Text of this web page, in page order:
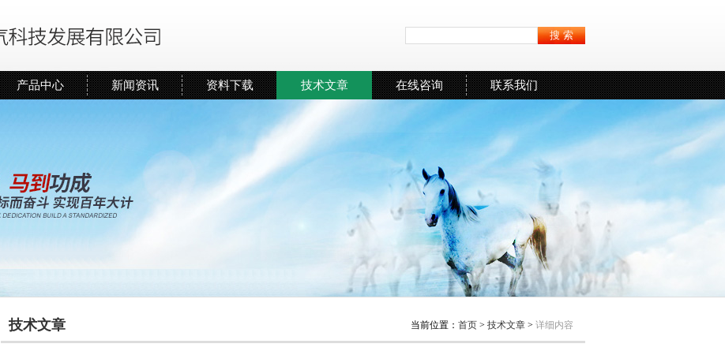
产品中心 新闻资讯 资料下载 技术文章 在线咨询 联系我们
技术文章 当前位置： 首页 > 技术文章 > 详细内容